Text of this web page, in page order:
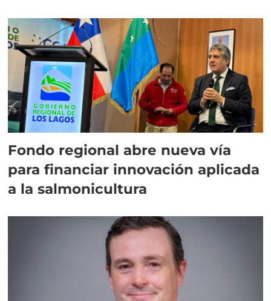
Fondo regional abre nueva vía
para financiar innovación aplicada
a la salmonicultura